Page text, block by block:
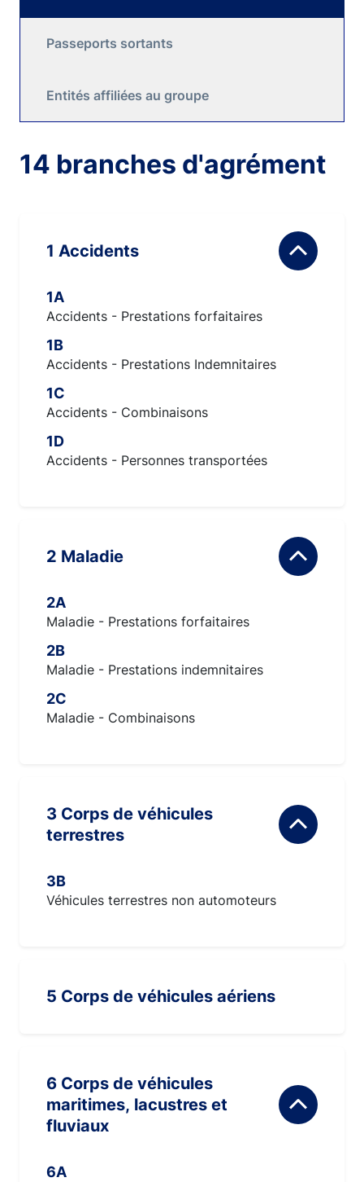
Passeports sortants
Entités affiliées au groupe
14 branches d'agrément
1 Accidents
1A
Accidents - Prestations forfaitaires
1B
Accidents - Prestations Indemnitaires
1C
Accidents - Combinaisons
1D
Accidents - Personnes transportées
2 Maladie
2A
Maladie - Prestations forfaitaires
2B
Maladie - Prestations indemnitaires
2C
Maladie - Combinaisons
3 Corps de véhicules
terrestres
3B
Véhicules terrestres non automoteurs
5 Corps de véhicules aériens
6 Corps de véhicules
maritimes, lacustres et
fluviaux
6A